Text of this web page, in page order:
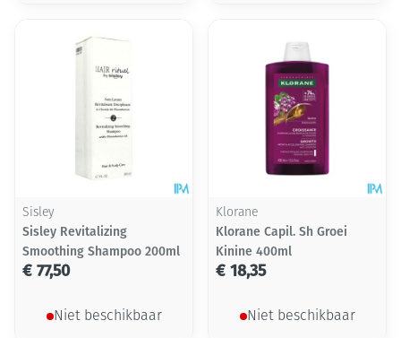
Sisley
Sisley Revitalizing
Smoothing Shampoo 200ml
€ 77,50
Niet beschikbaar
Klorane
Klorane Capil. Sh Groei
Kinine 400ml
€ 18,35
Niet beschikbaar